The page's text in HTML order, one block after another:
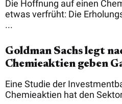
Die Hoffnung auf einen
etwas verfrüht: Die
...
Goldman Sachs legt
Chemieaktien geben
Eine Studie der
Chemieaktien hat den